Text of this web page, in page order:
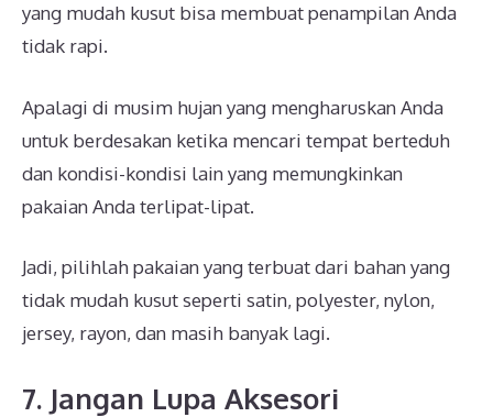
yang mudah kusut bisa membuat penampilan Anda
tidak rapi.
Apalagi di musim hujan yang mengharuskan Anda
untuk berdesakan ketika mencari tempat berteduh
dan kondisi-kondisi lain yang memungkinkan
pakaian Anda terlipat-lipat.
Jadi, pilihlah pakaian yang terbuat dari bahan yang
tidak mudah kusut seperti satin, polyester, nylon,
jersey, rayon, dan masih banyak lagi.
7. Jangan Lupa Aksesori